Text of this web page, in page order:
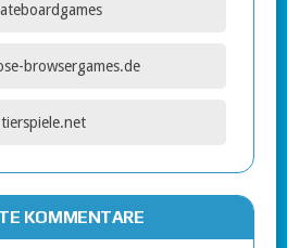
browsergames.de
tierspiele.net
KOMMENTARE